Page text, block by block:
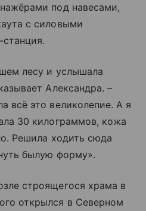
под навесами,
с силовыми
лесу и услышала
Александра. –
всё это великолепие. А я
30 килограммов, кожа
Решила ходить сюда
былую форму».
строящегося храма в
открылся в Северном